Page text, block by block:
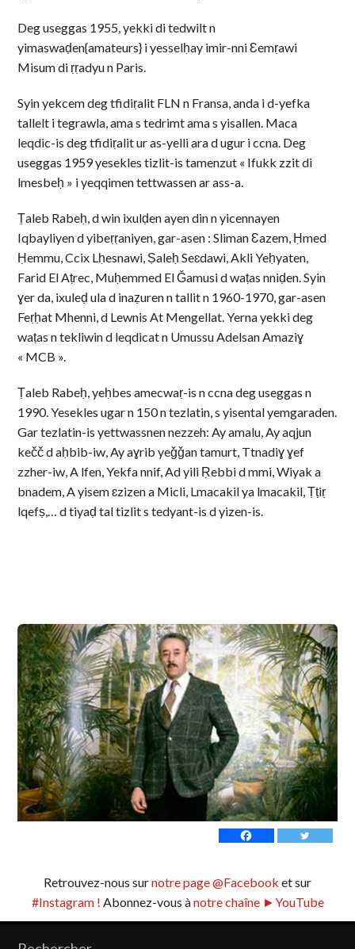
Deg useggas 1955, yekki di tedwilt n
yimaswaḍen{amateurs} i yesselḥay imir-nni Ɛemṛawi
Misum di ṛṛadyu n Paris.
Syin yekcem deg tfidiṛalit FLN n Fransa, anda i d-yefka
tallelt i tegrawla, ama s tedrimt ama s yisallen. Maca
leqdic-is deg tfidiṛalit ur as-yelli ara d ugur i ccna. Deg
useggas 1959 yesekles tizlit-is tamenzut « Ifukk zzit di
lmesbeḥ » i yeqqimen tettwassen ar ass-a.
Ṭaleb Rabeḥ, d win ixulḍen ayen din n yicennayen
Iqbayliyen d yibeṛṛaniyen, gar-asen : Sliman Ɛazem, Ḥmed
Ḥemmu, Ccix Lḥesnawi, Ṣaleḥ Seɛdawi, Akli Yeḥyaten,
Farid El Aṭrec, Muḥemmed El Ǧamusi d waṭas nniḍen. Syin
ɣer da, ixuleḍ ula d inaẓuren n tallit n 1960-1970, gar-asen
Feṛḥat Mhenni, d Lewnis At Mengellat. Yerna yekki deg
waṭas n tekliwin d leqdicat n Umussu Adelsan Amaziɣ
« MCB ».
Ṭaleb Rabeḥ, yeḥbes amecwaṛ-is n ccna deg useggas n
1990. Yesekles ugar n 150 n tezlatin, s yisental yemgaraden.
Gar tezlatin-is yettwassnen nezzeh: Ay amalu, Ay aqjun
kečč d aḥbib-iw, Ay aɣrib yeǧǧan tamurt, Ttnadiɣ ɣef
zzher-iw, A lfen, Yekfa nnif, Ad yili Ṛebbi d mmi, Wiyak a
bnadem, A yisem ɛzizen a Micli, Lmacakil ya lmacakil, Ṭṭiṛ
lqefṣ,… d tiyaḍ tal tizlit s tedyant-is d yizen-is.
Retrouvez-nous surnotre page @Facebook et sur
#Instagram ! Abonnez-vous ànotre chaîne ►YouTube